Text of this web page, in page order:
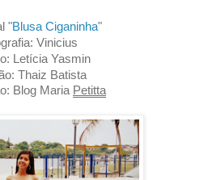
"Blusa Ciganinha"
Vinicius
Letícia Yasmin
Thaiz Batista
Blog Maria Petitta